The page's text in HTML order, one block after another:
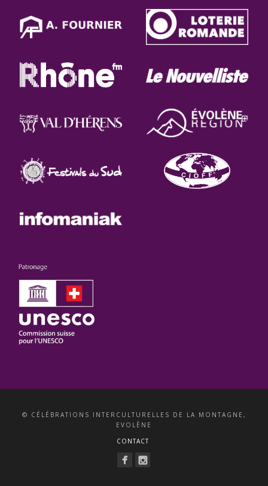
© CÉLÉBRATIONS INTERCULTURELLES DE LA MONTAGNE,
EVOLÈNE
CONTACT